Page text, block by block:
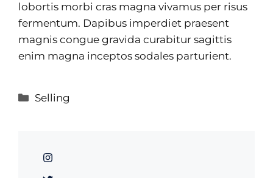
lobortis morbi cras magna vivamus per risus
fermentum. Dapibus imperdiet praesent
magnis congue gravida curabitur sagittis
enim magna inceptos sodales parturient.
Kategorien
Selling